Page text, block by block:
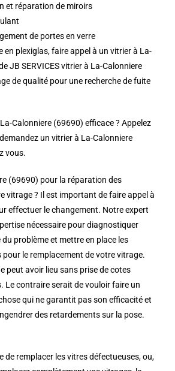
et réparation de miroirs
de portes en verre
en plexiglas, faire appel à un vitrier à La-
JB SERVICES vitrier à La-Calonniere
de qualité pour une recherche de fuite
Calonniere (69690) efficace ? Appelez
un vitrier à La-Calonniere
vous.
(69690) pour la réparation des
vitrage ? Il est important de faire appel à
effectuer le changement. Notre expert
nécessaire pour diagnostiquer
problème et mettre en place les
le remplacement de votre vitrage.
peut avoir lieu sans prise de cotes
Le contraire serait de vouloir faire un
qui ne garantit pas son efficacité et
des retardements sur la pose.
de remplacer les vitres défectueuses, ou,